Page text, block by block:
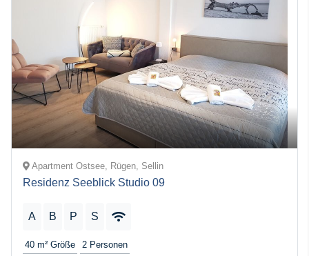
Apartment Ostsee, Rügen, Sellin
Residenz Seeblick Studio 09
A B P S
40 m² Größe 2 Personen